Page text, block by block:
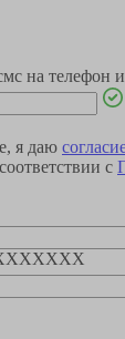
на телефон
я даю
с